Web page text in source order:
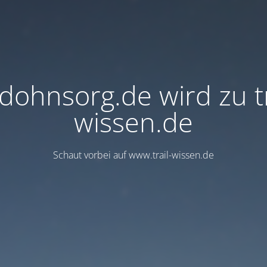
wird zu
wissen.de
Schaut vorbei auf www.trail-wissen.de